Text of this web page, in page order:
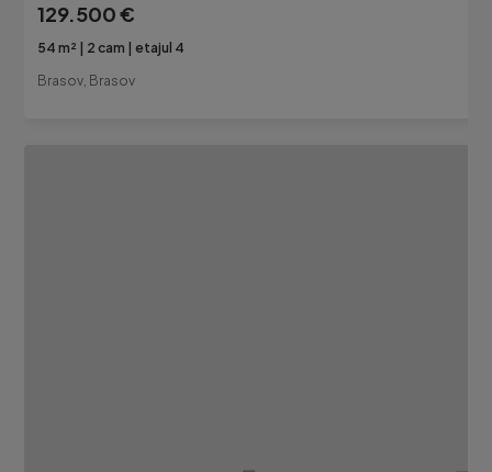
129.500 €
54 m² 2 cam
etajul 4
Brasov, Brasov